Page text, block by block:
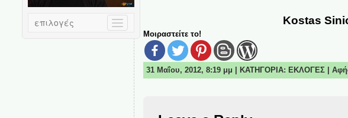
Kostas
Μοιραστείτε το!
31 Μαΐου, 2012, 8:19 μμ | ΚΑΤΗΓΟΡΙΑ: ΕΚΛΟΓΕΣ|